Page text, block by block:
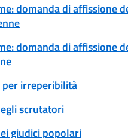
domanda di affissione
domanda di affissione
per irreperibilità
scrutatori
giudici popolari